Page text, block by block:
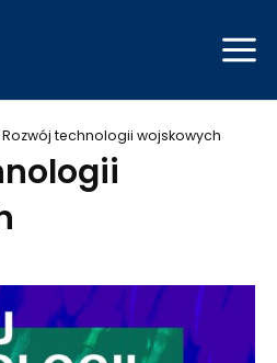
Rozwój technologii wojskowych